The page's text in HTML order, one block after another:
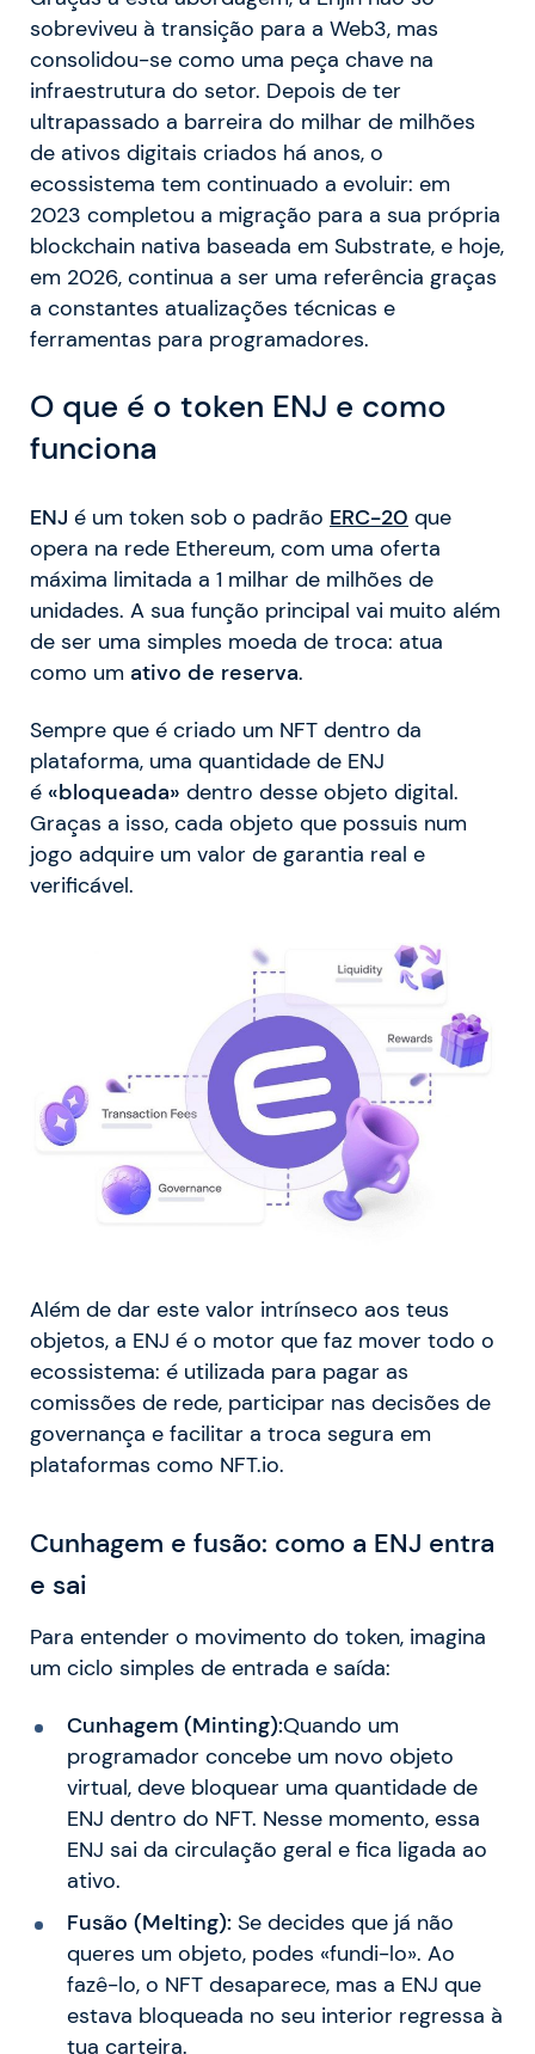
sobreviveu à transição para a Web3, mas
consolidou-se como uma peça chave na
infraestrutura do setor. Depois de ter
ultrapassado a barreira do milhar de milhões
de ativos digitais criados há anos, o
ecossistema tem continuado a evoluir: em
2023 completou a migração para a sua própria
blockchain nativa baseada em Substrate, e hoje,
em 2026, continua a ser uma referência graças
a constantes atualizações técnicas e
ferramentas para programadores.
O que é o token ENJ e como
funciona
ENJ é um token sob o padrão ERC-20 que
opera na rede Ethereum, com uma oferta
máxima limitada a 1 milhar de milhões de
unidades. A sua função principal vai muito além
de ser uma simples moeda de troca: atua
como um ativo de reserva.
Sempre que é criado um NFT dentro da
plataforma, uma quantidade de ENJ
é «bloqueada» dentro desse objeto digital.
Graças a isso, cada objeto que possuis num
jogo adquire um valor de garantia real e
verificável.
Além de dar este valor intrínseco aos teus
objetos, a ENJ é o motor que faz mover todo o
ecossistema: é utilizada para pagar as
comissões de rede, participar nas decisões de
governança e facilitar a troca segura em
plataformas como NFT.io.
Cunhagem e fusão: como a ENJ entra
e sai
Para entender o movimento do token, imagina
um ciclo simples de entrada e saída:
Cunhagem (Minting):Quando um
programador concebe um novo objeto
virtual, deve bloquear uma quantidade de
ENJ dentro do NFT. Nesse momento, essa
ENJ sai da circulação geral e fica ligada ao
ativo.
Fusão (Melting): Se decides que já não
queres um objeto, podes «fundi-lo». Ao
fazê-lo, o NFT desaparece, mas a ENJ que
estava bloqueada no seu interior regressa à
tua carteira.